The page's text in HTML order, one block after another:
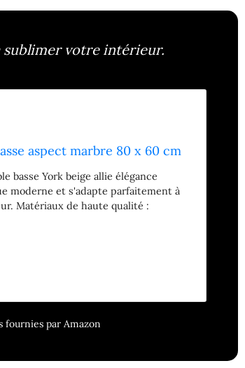
sublimer votre intérieur.
aspect marbre 80 x 60 cm
basse York beige allie élégance
moderne et s'adapte parfaitement à
Matériaux de haute qualité :
élégant, mais aussi une durabilité
polyvalentes : grâce à son
peut être combinée de manière
et accessoires de maison pour
et une qualité à un prix compétitif.
par Amazon